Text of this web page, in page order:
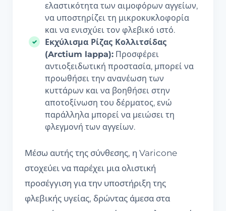
ελαστικότητα των αιμοφόρων αγγείων,
να υποστηρίζει τη μικροκυκλοφορία
και να ενισχύει τον φλεβικό ιστό.
Εκχύλισμα Ρίζας Κολλιτσίδας
(Arctium lappa): Προσφέρει
αντιοξειδωτική προστασία, μπορεί να
προωθήσει την ανανέωση των
κυττάρων και να βοηθήσει στην
αποτοξίνωση του δέρματος, ενώ
παράλληλα μπορεί να μειώσει τη
φλεγμονή των αγγείων.
Μέσω αυτής της σύνθεσης, η Varicone
στοχεύει να παρέχει μια ολιστική
προσέγγιση για την υποστήριξη της
φλεβικής υγείας, δρώντας άμεσα στα